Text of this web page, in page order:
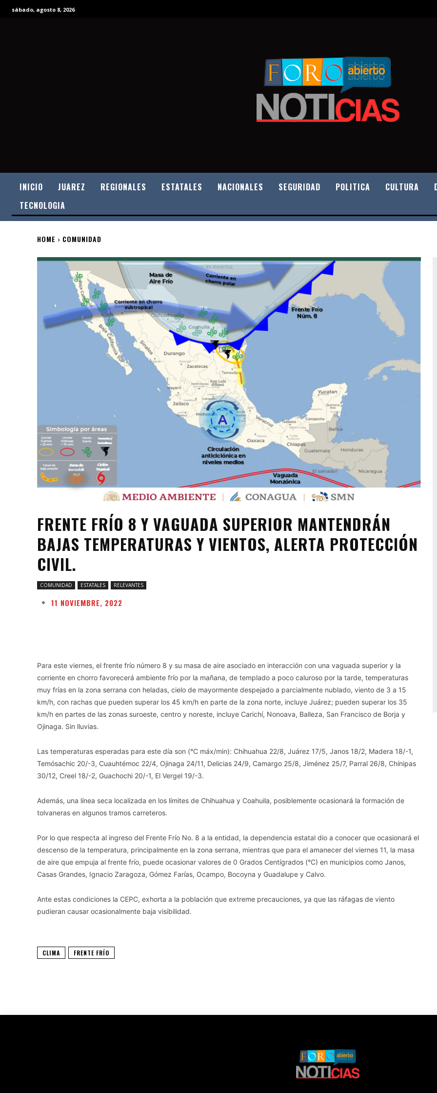
sábado, agosto 8, 2026
INICIO JUAREZ REGIONALES ESTATALES NACIONALES SEGURIDAD POLITICA CULTURA
TECNOLOGIA
HOME COMUNIDAD
FRENTE FRÍO 8 Y VAGUADA SUPERIOR MANTENDRÁN
BAJAS TEMPERATURAS Y VIENTOS, ALERTA PROTECCIÓN
CIVIL.
COMUNIDAD ESTATALES RELEVANTES
11 NOVIEMBRE, 2022
Para este viernes, el frente frío número 8 y su masa de aire asociado en interacción con una vaguada superior y la
corriente en chorro favorecerá ambiente frío por la mañana, de templado a poco caluroso por la tarde, temperaturas
muy frías en la zona serrana con heladas, cielo de mayormente despejado a parcialmente nublado, viento de 3 a 15
km/h, con rachas que pueden superar los 45 km/h en parte de la zona norte, incluye Juárez; pueden superar los 35
km/h en partes de las zonas suroeste, centro y noreste, incluye Carichí, Nonoava, Balleza, San Francisco de Borja y
Ojinaga. Sin lluvias.
Las temperaturas esperadas para este día son (°C máx/min): Chihuahua 22/8, Juárez 17/5, Janos 18/2, Madera 18/-1,
Temósachic 20/-3, Cuauhtémoc 22/4, Ojinaga 24/11, Delicias 24/9, Camargo 25/8, Jiménez 25/7, Parral 26/8, Chínipas
30/12, Creel 18/-2, Guachochi 20/-1, El Vergel 19/-3.
Además, una línea seca localizada en los límites de Chihuahua y Coahuila, posiblemente ocasionará la formación de
tolvaneras en algunos tramos carreteros.
Por lo que respecta al ingreso del Frente Frío No. 8 a la entidad, la dependencia estatal dio a conocer que ocasionará el
descenso de la temperatura, principalmente en la zona serrana, mientras que para el amanecer del viernes 11, la masa
de aire que empuja al frente frío, puede ocasionar valores de 0 Grados Centígrados (°C) en municipios como Janos,
Casas Grandes, Ignacio Zaragoza, Gómez Farías, Ocampo, Bocoyna y Guadalupe y Calvo.
Ante estas condiciones la CEPC, exhorta a la población que extreme precauciones, ya que las ráfagas de viento
pudieran causar ocasionalmente baja visibilidad.
CLIMA FRENTE FRÍO